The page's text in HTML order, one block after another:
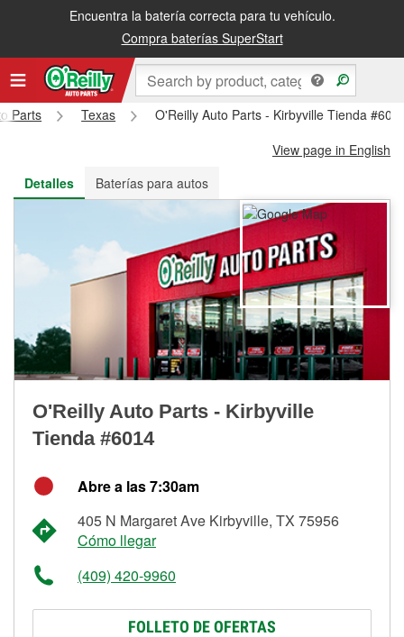
Encuentra la batería correcta para tu vehículo.
Compra baterías SuperStart
Recibe tu orden gratis al día siguiente o recógela en la tienda
Parts Texas
O'Reilly Auto Parts - Kirbyville Tienda
View page in English
Detalles
Baterías para autos
O'Reilly Auto Parts - Kirbyville
Tienda #6014
Abre a las 7:30am
405 N Margaret Ave Kirbyville, TX 75956
Cómo llegar
(409) 420-9960
FOLLETO DE OFERTAS